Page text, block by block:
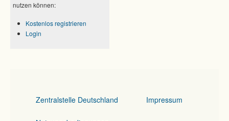
nutzen können:
Kostenlos registrieren
Login
Zentralstelle Deutschland Impressum